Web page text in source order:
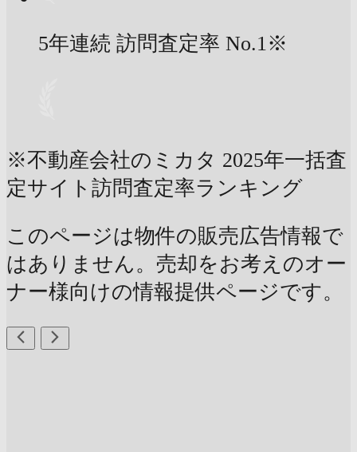
5年連続 訪問査定率 No.1※
※不動産会社のミカタ 2025年一括査
定サイト訪問査定率ランキング
このページは物件の販売広告情報で
はありません。売却をお考えのオー
ナー様向けの情報提供ページです。